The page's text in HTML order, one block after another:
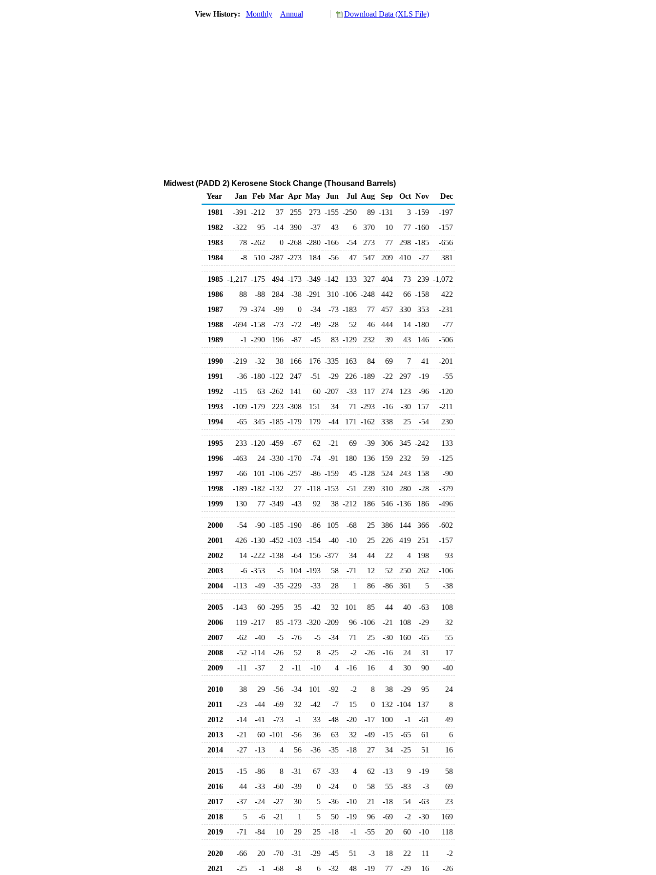
View History: Monthly Annual Download Data (XLS File)
Midwest (PADD 2) Kerosene Stock Change (Thousand Barrels)
Year
Jan Feb Mar Apr May Jun Jul Aug Sep Oct Nov
Dec
1981
-391 -212 37 255 273 -155 -250 89 -131 3 -159
-197
1982
-322 95 -14 390 -37 43 6 370 10 77 -160
-157
1983
78 -262 0 -268 -280 -166 -54 273 77 298 -185
-656
1984
-8 510 -287 -273 184 -56 47 547 209 410 -27 381
1985 -1,217 -175 494 -173 -349 -142 133 327 404 73 239 -1,072
1986
88 -88 284 -38 -291 310 -106 -248 442 66 -158
422
1987
79 -374 -99 0 -34 -73 -183 77 457 330 353
-231
1988
-694 -158 -73 -72 -49 -28 52 46 444 14 -180
-77
1989
-1 -290 196 -87 -45 83 -129 232 39 43 146 -506
1990 -219 -32 38 166 176 -335 163 84 69 7 41
-201
1991
-36 -180 -122 247 -51 -29 226 -189 -22 297 -19
-55
1992
-115 63 -262 141 60 -207 -33 117 274 123 -96
-120
1993
-109 -179 223 -308 151 34 71 -293 -16 -30 157
-211
1994
-65 345 -185 -179 179 -44 171 -162 338 25 -54 230
1995 233 -120 -459 -67 62 -21 69 -39 306 345 -242
133
1996
-463 24 -330 -170 -74 -91 180 136 159 232 59
-125
1997
-66 101 -106 -257 -86 -159 45 -128 524 243 158
-90
1998
-189 -182 -132 27 -118 -153 -51 239 310 280 -28
-379
1999
130 77 -349 -43 92 38 -212 186 546 -136 186 -496
2000 -54 -90 -185 -190 -86 105 -68 25 386 144 366
-602
2001
426 -130 -452 -103 -154 -40 -10 25 226 419 251
-157
2002
14 -222 -138 -64 156 -377 34 44 22 4 198
93
2003
-6 -353 -5 104 -193 58 -71 12 52 250 262
-106
2004
-113 -49 -35 -229 -33 28 1 86 -86 361 5 -38
2005 -143 60 -295 35 -42 32 101 85 44 40 -63
108
2006
119 -217 85 -173 -320 -209 96 -106 -21 108 -29
32
2007
-62 -40 -5 -76 -5 -34 71 25 -30 160 -65
55
2008
-52 -114 -26 52 8 -25 -2 -26 -16 24 31
17
2009
-11 -37 2 -11 -10 4 -16 16 4 30 90 -40
2010 38 29 -56 -34 101 -92 -2 8 38 -29 95
24
2011
-23 -44 -69 32 -42 -7 15 0 132 -104 137
8
2012
-14 -41 -73 -1 33 -48 -20 -17 100 -1 -61
49
2013
-21 60 -101 -56 36 63 32 -49 -15 -65 61
6
2014
-27 -13 4 56 -36 -35 -18 27 34 -25 51 16
2015 -15 -86 8 -31 67 -33 4 62 -13 9 -19
58
2016
44 -33 -60 -39 0 -24 0 58 55 -83 -3
69
2017
-37 -24 -27 30 5 -36 -10 21 -18 54 -63
23
2018
5 -6 -21 1 5 50 -19 96 -69 -2 -30
169
2019
-71 -84 10 29 25 -18 -1 -55 20 60 -10 118
2020 -66 20 -70 -31 -29 -45 51 -3 18 22 11
-2
2021
-25 -1 -68 -8 6 -32 48 -19 77 -29 16 -26